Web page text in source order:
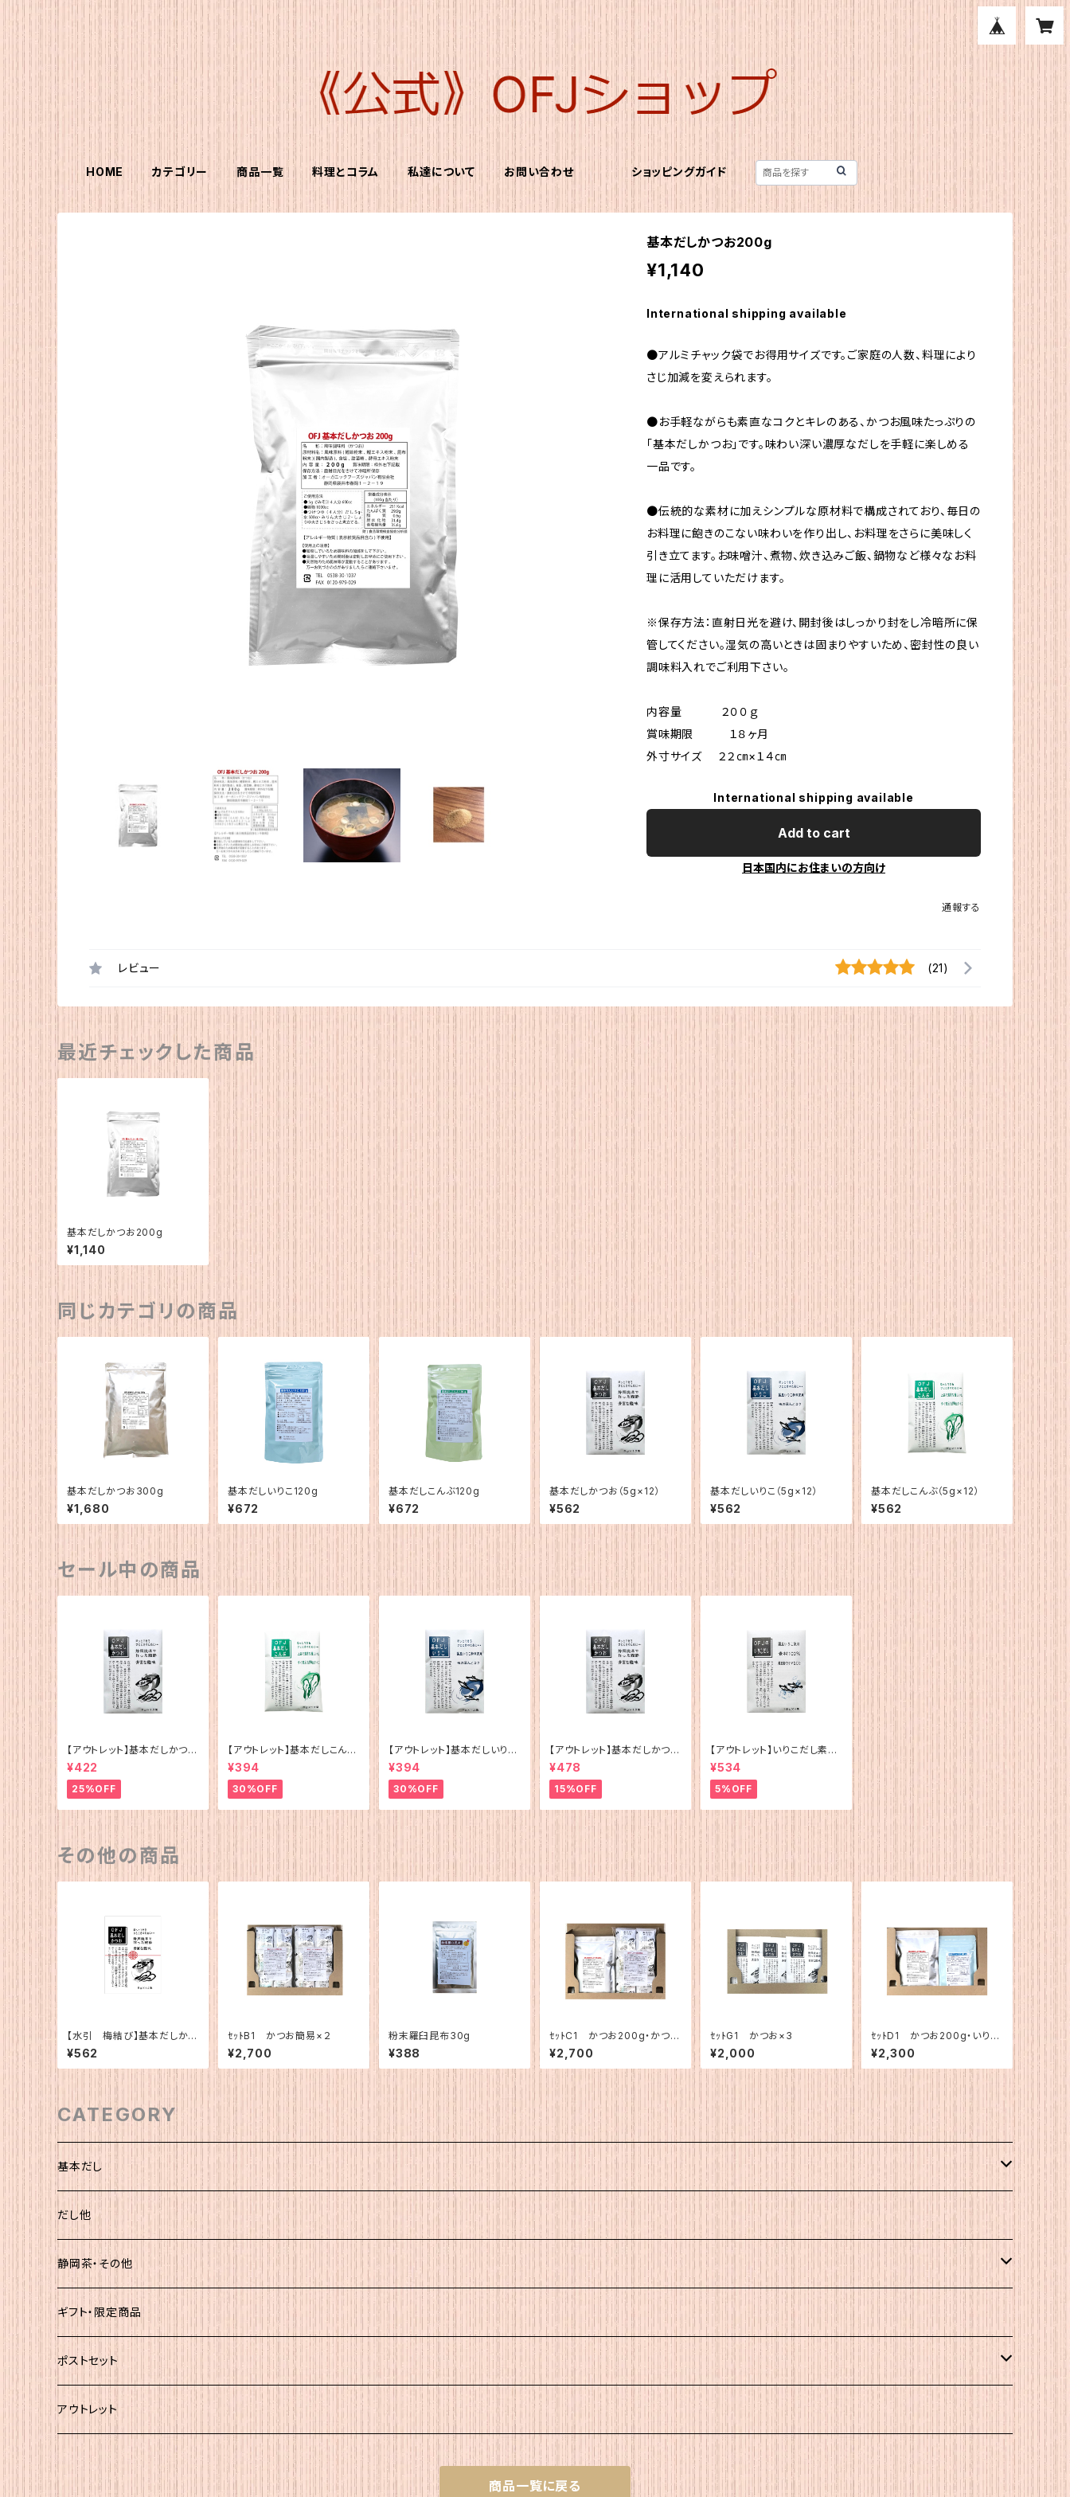
HOME カテゴリー 商品一覧 料理とコラム 私達について お問い合わせ ショッピングガイド
基本だしかつお200g
¥1,140
International shipping available
●アルミチャック袋でお得用サイズです。ご家庭の人数、料理により
さじ加減を変えられます。
●お手軽ながらも素直なコクとキレのある、かつお風味たっぷりの
「基本だしかつお」です。味わい深い濃厚なだしを手軽に楽しめる
一品です。
●伝統的な素材に加えシンプルな原材料で構成されており、毎日の
お料理に飽きのこない味わいを作り出し、お料理をさらに美味しく
引き立てます。お味噌汁、煮物、炊き込みご飯、鍋物など様々なお料
理に活用していただけます。
※保存方法：直射日光を避け、開封後はしっかり封をし冷暗所に保
管してください。湿気の高いときは固まりやすいため、密封性の良い
調味料入れでご利用下さい。
内容量 ２００ｇ
賞味期限 １８ヶ月
外寸サイズ ２２㎝×１４㎝
International shipping available
Add to cart
日本国内にお住まいの方向け
通報する
レビュー (21)
最近チェックした商品
基本だしかつお200g
¥1,140
同じカテゴリの商品
基本だしかつお300g
¥1,680
基本だしいりこ120g
¥672
基本だしこんぶ120g
¥672
基本だしかつお（5g×12）
¥562
基本だしいりこ（5g×12）
¥562
基本だしこんぶ（5g×12）
¥562
セール中の商品
【アウトレット】基本だしかつお
（5g×12）
¥422
25%OFF
【アウトレット】基本だしこんぶ
（5g×12）
¥394
30%OFF
【アウトレット】基本だしいりこ
（5g×12）
¥394
30%OFF
【アウトレット】基本だしかつお
（5g×12）
¥478
15%OFF
【アウトレット】いりこだし素材
100%(15g×4)
¥534
5%OFF
その他の商品
【水引 梅結び】基本だしかつ
お（5g×12）
¥562
ｾｯﾄB1 かつお簡易×２
¥2,700
粉末羅臼昆布30g
¥388
ｾｯﾄC1 かつお200g・かつお
簡易1
¥2,700
ｾｯﾄG1 かつお×3
¥2,000
ｾｯﾄD1 かつお200g・いりこ
120g
¥2,300
CATEGORY
基本だし
化粧袋（5ｇ×12）
簡易（5ｇ×30）
大袋
だし他
静岡茶・その他
静岡茶
その他
ギフト・限定商品
ポストセット
★初回お試し!!
ｾｯﾄＡ（かつお大袋）
アウトレット
商品一覧に戻る